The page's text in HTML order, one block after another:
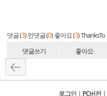
댓글 (3) 먼댓글 (0) 좋아요 (3)ThanksTo
댓글쓰기 좋아요
로그인 l PC버전 l